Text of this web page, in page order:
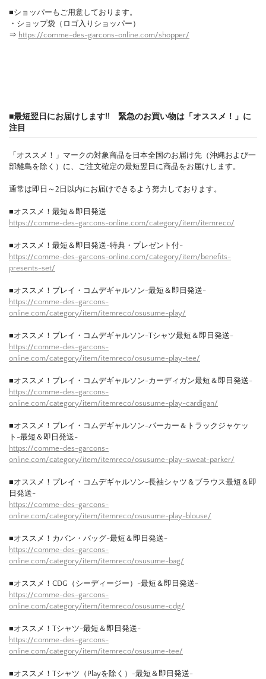
■ショッパーもご用意しております。
・ショップ袋（ロゴ入りショッパー）
⇒ https://comme-des-garcons-online.com/shopper/
■最短翌日にお届けします!! 緊急のお買い物は「オススメ！」に
注目
「オススメ！」マークの対象商品を日本全国のお届け先（沖縄および一
部離島を除く）に、ご注文確定の最短翌日に商品をお届けします。
通常は即日～2日以内にお届けできるよう努力しております。
■オススメ！最短＆即日発送
https://comme-des-garcons-online.com/category/item/itemreco/
■オススメ！最短＆即日発送-特典・プレゼント付-
https://comme-des-garcons-online.com/category/item/benefits-
presents-set/
■オススメ！プレイ・コムデギャルソン-最短＆即日発送-
https://comme-des-garcons-
online.com/category/item/itemreco/osusume-play/
■オススメ！プレイ・コムデギャルソン-Tシャツ最短＆即日発送-
https://comme-des-garcons-
online.com/category/item/itemreco/osusume-play-tee/
■オススメ！プレイ・コムデギャルソン-カーディガン最短＆即日発送-
https://comme-des-garcons-
online.com/category/item/itemreco/osusume-play-cardigan/
■オススメ！プレイ・コムデギャルソン-パーカー＆トラックジャケッ
ト-最短＆即日発送-
https://comme-des-garcons-
online.com/category/item/itemreco/osusume-play-sweat-parker/
■オススメ！プレイ・コムデギャルソン-長袖シャツ＆ブラウス最短＆即
日発送-
https://comme-des-garcons-
online.com/category/item/itemreco/osusume-play-blouse/
■オススメ！カバン・バッグ-最短＆即日発送-
https://comme-des-garcons-
online.com/category/item/itemreco/osusume-bag/
■オススメ！CDG（シーディージー）-最短＆即日発送-
https://comme-des-garcons-
online.com/category/item/itemreco/osusume-cdg/
■オススメ！Tシャツ-最短＆即日発送-
https://comme-des-garcons-
online.com/category/item/itemreco/osusume-tee/
■オススメ！Tシャツ（Playを除く）-最短＆即日発送-